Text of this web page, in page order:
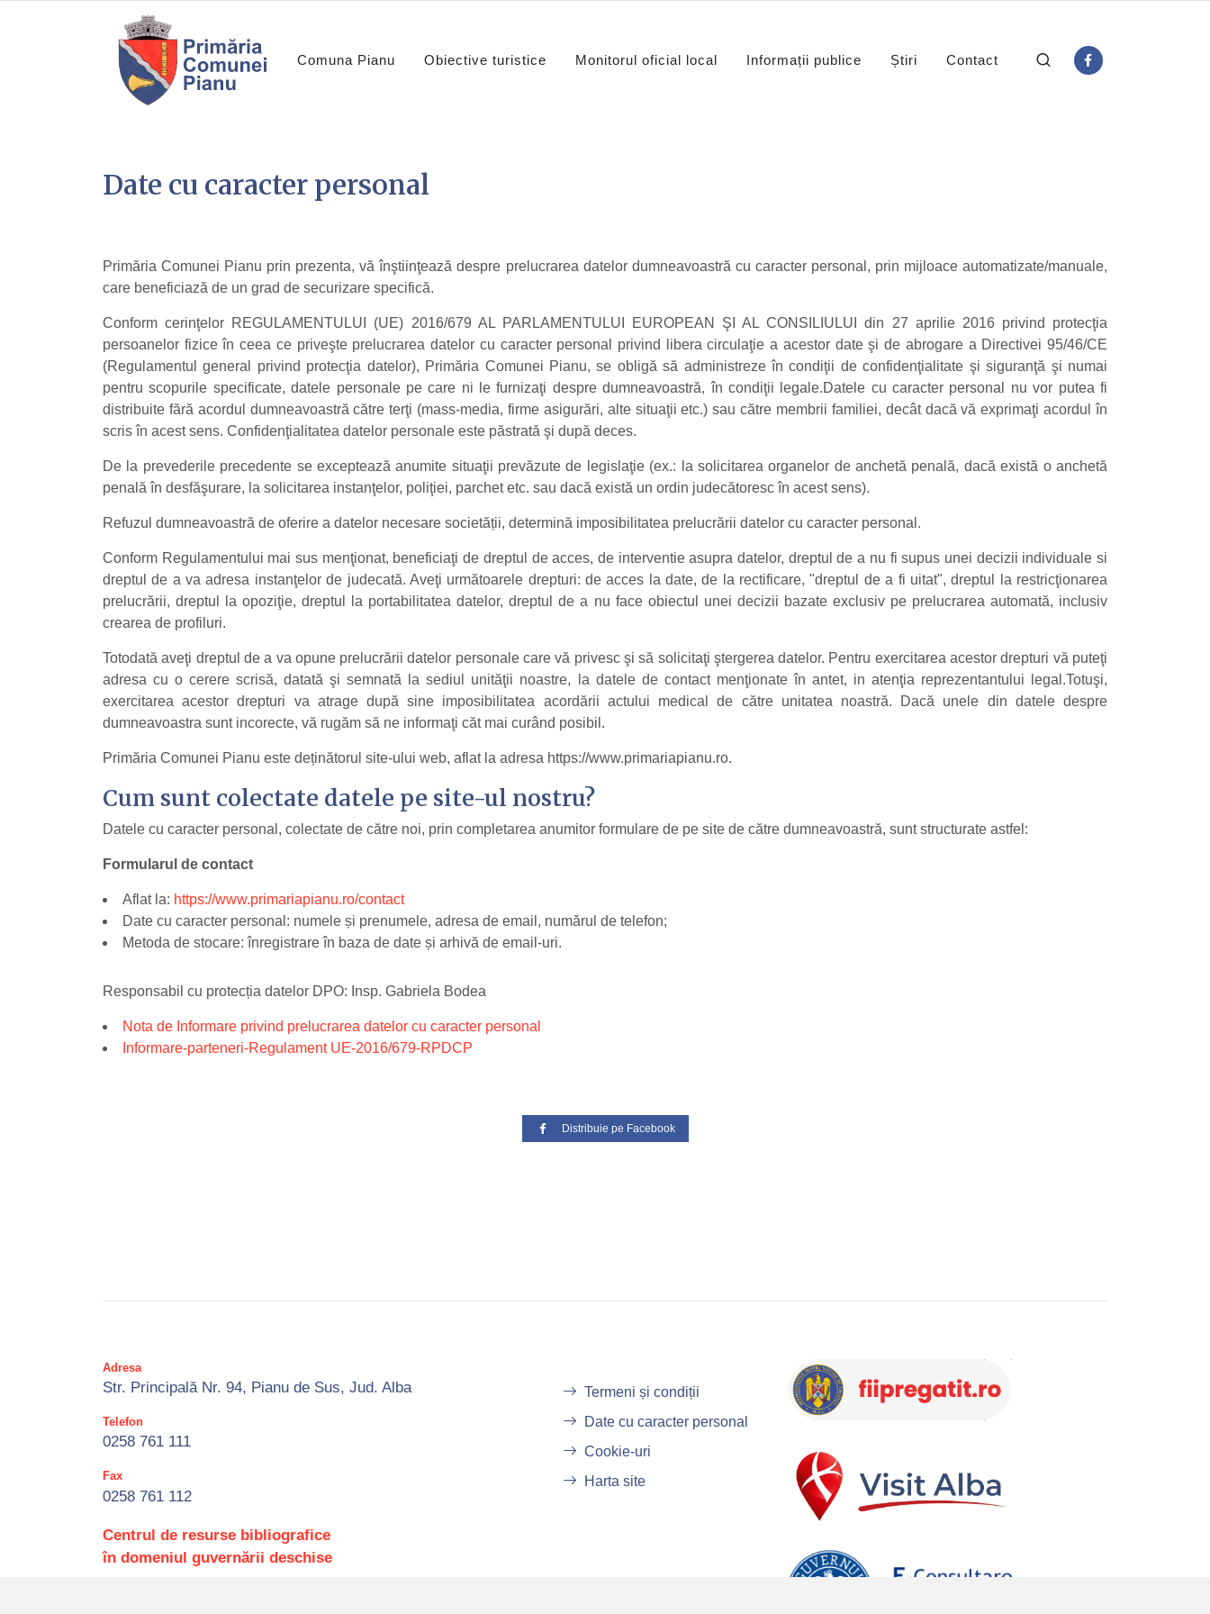
Comuna Pianu Obiective turistice Monitorul oficial local Informații publice Știri Contact
Date cu caracter personal
Primăria Comunei Pianu prin prezenta, vă înştiinţează despre prelucrarea datelor dumneavoastră cu caracter personal, prin mijloace automatizate/manuale,
care beneficiază de un grad de securizare specifică.
Conform cerinţelor REGULAMENTULUI (UE) 2016/679 AL PARLAMENTULUI EUROPEAN ŞI AL CONSILIULUI din 27 aprilie 2016 privind protecţia
persoanelor fizice în ceea ce priveşte prelucrarea datelor cu caracter personal privind libera circulaţie a acestor date şi de abrogare a Directivei 95/46/CE
(Regulamentul general privind protecţia datelor), Primăria Comunei Pianu, se obligă să administreze în condiţii de confidenţialitate şi siguranţă şi numai
pentru scopurile specificate, datele personale pe care ni le furnizaţi despre dumneavoastră, în condiţii legale.Datele cu caracter personal nu vor putea fi
distribuite fără acordul dumneavoastră către terţi (mass-media, firme asigurări, alte situaţii etc.) sau către membrii familiei, decât dacă vă exprimaţi acordul în
scris în acest sens. Confidenţialitatea datelor personale este păstrată şi după deces.
De la prevederile precedente se exceptează anumite situaţii prevăzute de legislaţie (ex.: la solicitarea organelor de anchetă penală, dacă există o anchetă
penală în desfăşurare, la solicitarea instanţelor, poliţiei, parchet etc. sau dacă există un ordin judecătoresc în acest sens).
Refuzul dumneavoastră de oferire a datelor necesare societății, determină imposibilitatea prelucrării datelor cu caracter personal.
Conform Regulamentului mai sus menţionat, beneficiaţi de dreptul de acces, de interventie asupra datelor, dreptul de a nu fi supus unei decizii individuale si
dreptul de a va adresa instanţelor de judecată. Aveţi următoarele drepturi: de acces la date, de la rectificare, "dreptul de a fi uitat", dreptul la restricţionarea
prelucrării, dreptul la opoziţie, dreptul la portabilitatea datelor, dreptul de a nu face obiectul unei decizii bazate exclusiv pe prelucrarea automată, inclusiv
crearea de profiluri.
Totodată aveţi dreptul de a va opune prelucrării datelor personale care vă privesc şi să solicitaţi ştergerea datelor. Pentru exercitarea acestor drepturi vă puteţi
adresa cu o cerere scrisă, datată şi semnată la sediul unităţii noastre, la datele de contact menţionate în antet, in atenţia reprezentantului legal.Totuşi,
exercitarea acestor drepturi va atrage după sine imposibilitatea acordării actului medical de către unitatea noastră. Dacă unele din datele despre
dumneavoastra sunt incorecte, vă rugăm să ne informaţi căt mai curând posibil.
Primăria Comunei Pianu este deținătorul site-ului web, aflat la adresa https://www.primariapianu.ro.
Cum sunt colectate datele pe site-ul nostru?
Datele cu caracter personal, colectate de către noi, prin completarea anumitor formulare de pe site de către dumneavoastră, sunt structurate astfel:
Formularul de contact
Aflat la: https://www.primariapianu.ro/contact
Date cu caracter personal: numele și prenumele, adresa de email, numărul de telefon;
Metoda de stocare: înregistrare în baza de date și arhivă de email-uri.
Responsabil cu protecția datelor DPO: Insp. Gabriela Bodea
Nota de Informare privind prelucrarea datelor cu caracter personal
Informare-parteneri-Regulament UE-2016/679-RPDCP
Distribuie pe Facebook
Adresa
Str. Principală Nr. 94, Pianu de Sus, Jud. Alba
Telefon
0258 761 111
Fax
0258 761 112
Centrul de resurse bibliografice
în domeniul guvernării deschise
Termeni și condiții
Date cu caracter personal
Cookie-uri
Harta site